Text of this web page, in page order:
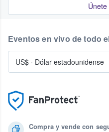
Compra y vende con
Eventos en vivo de todo
US$ · Dólar estadounidense